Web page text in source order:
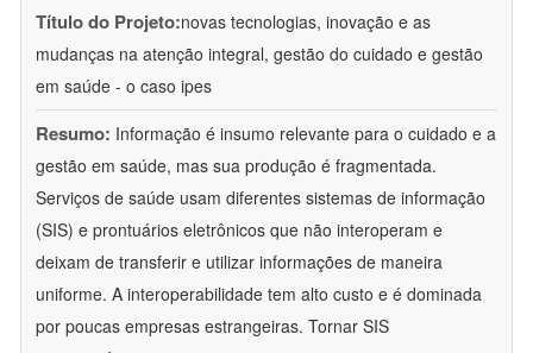
Título do Projeto:novas tecnologias, inovação e as
mudanças na atenção integral, gestão do cuidado e gestão
em saúde - o caso ipes
Resumo: Informação é insumo relevante para o cuidado e a
gestão em saúde, mas sua produção é fragmentada.
Serviços de saúde usam diferentes sistemas de informação
(SIS) e prontuários eletrônicos que não interoperam e
deixam de transferir e utilizar informações de maneira
uniforme. A interoperabilidade tem alto custo e é dominada
por poucas empresas estrangeiras. Tornar SIS